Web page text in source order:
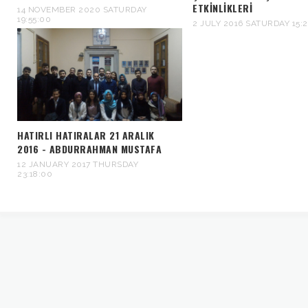
14 NOVEMBER 2020 SATURDAY
19:55:00
ETKINLIKLERI
2 JULY 2016 SATURDAY
HATIRLI HATIRALAR 21 ARALIK
2016 - ABDURRAHMAN MUSTAFA
12 JANUARY 2017 THURSDAY
23:18:00